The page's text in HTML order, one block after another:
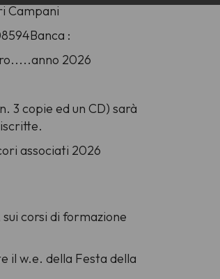
Campani
:
2026
3 copie ed un CD) sarà
associati 2026
corsi di formazione
il w.e. della Festa della